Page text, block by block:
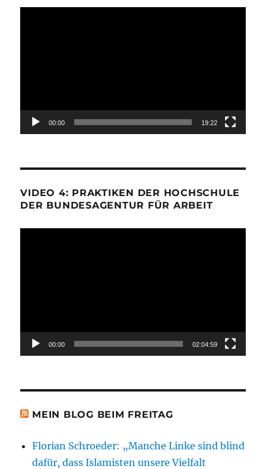
00:00 19:22
VIDEO 4: PRAKTIKEN DER HOCHSCHULE
DER BUNDESAGENTUR FÜR ARBEIT
00:00 02:04:59
MEIN BLOG BEIM FREITAG
Florian Schroeder: „Manche Linke sind blind
dafür, dass Islamisten unsere Vielfalt